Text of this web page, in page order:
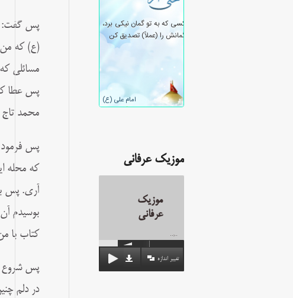
پس گفت:
(ع) که من
مسائلى
پس عطا
محمد تاج
پس فرمود
که محله‌
آرى. پس
بوسیدم
کتاب با
پس شروع
در دلم
موزیک عرفانی
موزیک
عرفانی
00:00
تغییر اندازه